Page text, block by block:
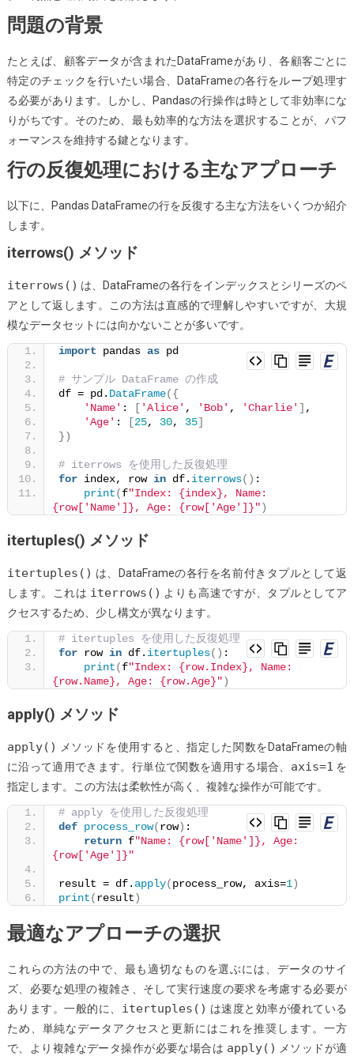
方
法
問題の背景
たとえば、顧客データが含まれたDataFrameがあり、各顧客ごとに
特定のチェックを行いたい場合、DataFrameの各行をループ処理す
る必要があります。しかし、Pandasの行操作は時として非効率にな
りがちです。そのため、最も効率的な方法を選択することが、パフ
ォーマンスを維持する鍵となります。
行の反復処理における主なアプローチ
以下に、Pandas DataFrameの行を反復する主な方法をいくつか紹介
します。
iterrows() メソッド
iterrows() は、DataFrameの各行をインデックスとシリーズのペ
アとして返します。この方法は直感的で理解しやすいですが、大規
模なデータセットには向かないことが多いです。
import pandas as pd
# サンプル DataFrame の作成
df = pd. DataFrame({
'Name' : [ 'Alice' , 'Bob' , 'Charlie' ] ,
'Age' : [25, 30, 35]
})
# iterrows を使用した反復処理
for index, row in df. iterrows() :
print(f"Index: {index}, Name:
{row['Name']}, Age: {row['Age']}")
itertuples() メソッド
itertuples() は、DataFrameの各行を名前付きタプルとして返
します。これは iterrows() よりも高速ですが、タプルとしてア
クセスするため、少し構文が異なります。
# itertuples を使用した反復処理
for row in df. itertuples() :
print(f"Index: {row.Index}, Name:
{row.Name}, Age: {row.Age}")
apply() メソッド
apply()
メソッドを使用すると、指定した関数をDataFrameの軸
に沿って適用できます。行単位で関数を適用する場合、 axis=1 を
指定します。この方法は柔軟性が高く、複雑な操作が可能です。
# apply を使用した反復処理
def process_row(row) :
return f"Name: {row['Name']}, Age:
{row['Age']}"
result = df. apply(process_row, axis=1)
print(result)
最適なアプローチの選択
これらの方法の中で、最も適切なものを選ぶには、データのサイ
ズ、必要な処理の複雑さ、そして実行速度の要求を考慮する必要が
あります。一般的に、 itertuples() は速度と効率が優れている
ため、単純なデータアクセスと更新にはこれを推奨します。一方
で、より複雑なデータ操作が必要な場合は apply()
メソッドが適